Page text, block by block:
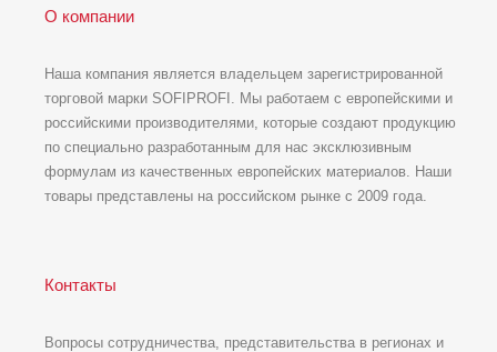
О компании
Наша компания является владельцем зарегистрированной
торговой марки SOFIPROFI. Мы работаем с европейскими и
российскими производителями, которые создают продукцию
по специально разработанным для нас эксклюзивным
формулам из качественных европейских материалов. Наши
товары представлены на российском рынке с 2009 года.
Контакты
Вопросы сотрудничества, представительства в регионах и